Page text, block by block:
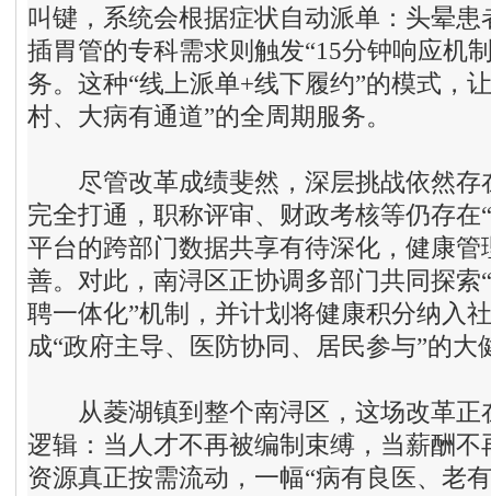
叫键，系统会根据症状自动派单：头晕
插胃管的专科需求则触发“15分钟响应机
务。这种“线上派单+线下履约”的模式，
村、大病有通道”的全周期服务。
尽管改革成绩斐然，深层挑战依然存
完全打通，职称评审、财政考核等仍存在
平台的跨部门数据共享有待深化，健康
善。对此，南浔区正协调多部门共同探索
聘一体化”机制，并计划将健康积分纳入
成“政府主导、医防协同、居民参与”的大
从菱湖镇到整个南浔区，这场改革正
逻辑：当人才不再被编制束缚，当薪酬
资源真正按需流动，一幅“病有良医、老